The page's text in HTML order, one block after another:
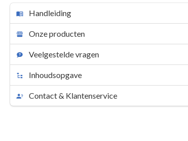
Handleiding
Onze producten
Veelgestelde vragen
Inhoudsopgave
Contact & Klantenservice